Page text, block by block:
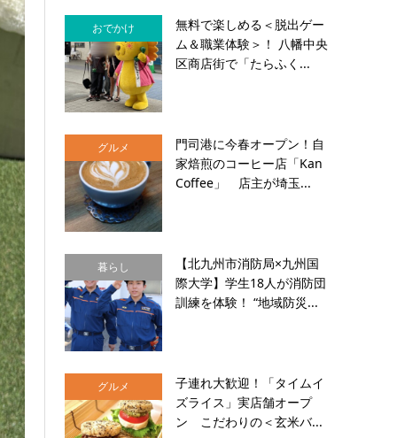
おでかけ
無料で楽しめる＜脱出ゲー
ム＆職業体験＞！ 八幡中央
区商店街で「たらふく...
グルメ
門司港に今春オープン！自
家焙煎のコーヒー店「Kan
Coffee」 店主が埼玉...
暮らし
【北九州市消防局×九州国
際大学】学生18人が消防団
訓練を体験！ “地域防災...
グルメ
子連れ大歓迎！「タイムイ
ズライス」実店舗オープ
ン こだわりの＜玄米バ...